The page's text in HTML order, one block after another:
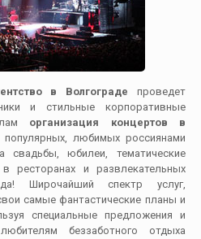
в Волгограде проведет
и стильные корпоративные
организация концертов в
популярных, любимых россиянами
свадьбы, юбилеи, тематические
ресторанах и развлекательных
Широчайший спектр услуг,
самые фантастические планы и
специальные предложения и
беззаботного отдыха